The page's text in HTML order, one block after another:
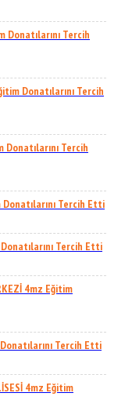
Donatılarını Tercih
Donatılarını Tercih
Donatılarını Tercih
Donatılarını Tercih Etti
Tercih Etti
4mz Eğitim
Tercih Etti
4mz Eğitim